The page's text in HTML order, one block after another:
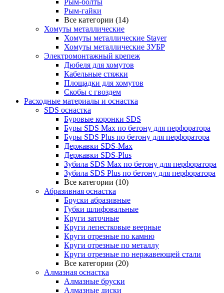
Рым-болты
Рым-гайки
Все категории (14)
Хомуты металлические
Хомуты металлические Stayer
Хомуты металлические ЗУБР
Электромонтажный крепеж
Дюбеля для хомутов
Кабельные стяжки
Площадки для хомутов
Скобы с гвоздем
Расходные материалы и оснастка
SDS оснастка
Буровые коронки SDS
Буры SDS Max по бетону для перфоратора
Буры SDS Plus по бетону для перфоратора
Державки SDS-Max
Державки SDS-Plus
Зубила SDS Mах по бетону для перфоратора
Зубила SDS Plus по бетону для перфоратора
Все категории (10)
Абразивная оснастка
Бруски абразивные
Губки шлифовальные
Круги заточные
Круги лепестковые веерные
Круги отрезные по камню
Круги отрезные по металлу
Круги отрезные по нержавеющей стали
Все категории (20)
Алмазная оснастка
Алмазные бруски
Алмазные диски